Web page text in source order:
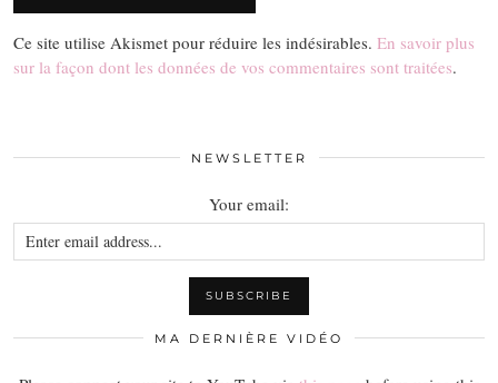
Ce site utilise Akismet pour réduire les indésirables. En savoir plus
sur la façon dont les données de vos commentaires sont traitées.
NEWSLETTER
Your email:
MA DERNIÈRE VIDÉO